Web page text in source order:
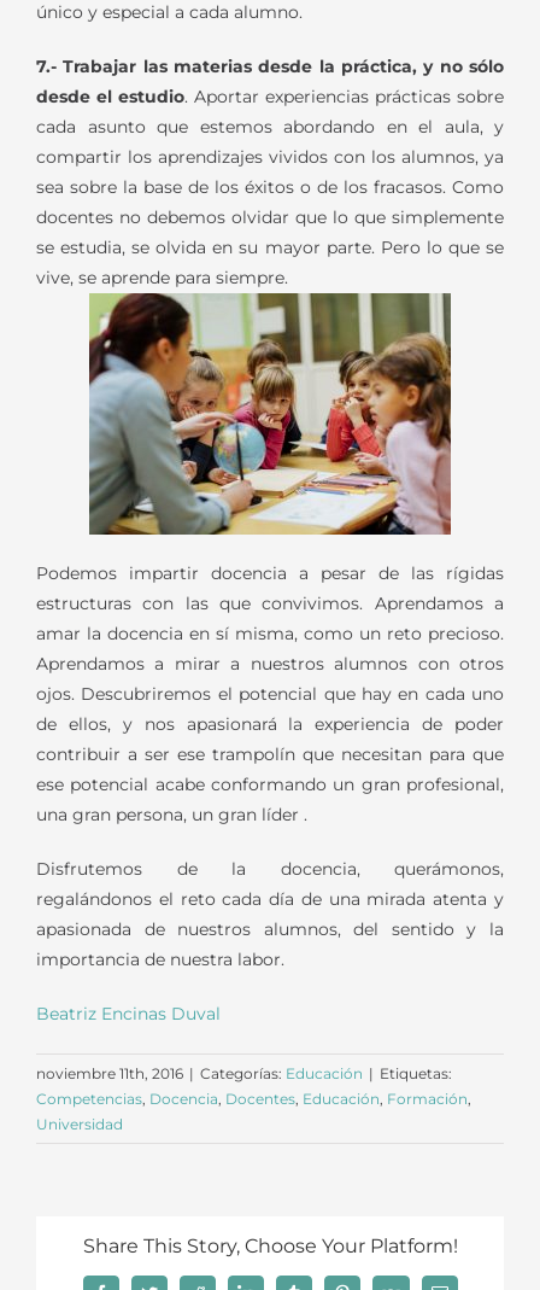
único y especial a cada alumno.
7.- Trabajar las materias desde la práctica, y no sólo
desde el estudio. Aportar experiencias prácticas sobre
cada asunto que estemos abordando en el aula, y
compartir los aprendizajes vividos con los alumnos, ya
sea sobre la base de los éxitos o de los fracasos. Como
docentes no debemos olvidar que lo que simplemente
se estudia, se olvida en su mayor parte. Pero lo que se
vive, se aprende para siempre.
Podemos impartir docencia a pesar de las rígidas
estructuras con las que convivimos. Aprendamos a
amar la docencia en sí misma, como un reto precioso.
Aprendamos a mirar a nuestros alumnos con otros
ojos. Descubriremos el potencial que hay en cada uno
de ellos, y nos apasionará la experiencia de poder
contribuir a ser ese trampolín que necesitan para que
ese potencial acabe conformando un gran profesional,
una gran persona, un gran líder .
Disfrutemos de la docencia, querámonos,
regalándonos el reto cada día de una mirada atenta y
apasionada de nuestros alumnos, del sentido y la
importancia de nuestra labor.
Beatriz Encinas Duval
noviembre 11th, 2016 | Categorías: Educación | Etiquetas:
Competencias, Docencia, Docentes, Educación, Formación,
Universidad
Share This Story, Choose Your Platform!